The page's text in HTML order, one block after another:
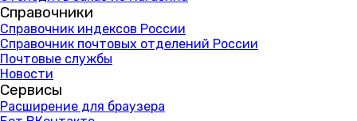
Справочники
Справочник индексов России
Справочник почтовых отделений России
Почтовые службы
Новости
Сервисы
Расширение для браузера